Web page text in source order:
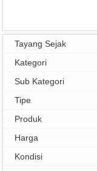
Tayang Sejak
Kategori
Sub Kategori
Tipe
Produk
Harga
Kondisi